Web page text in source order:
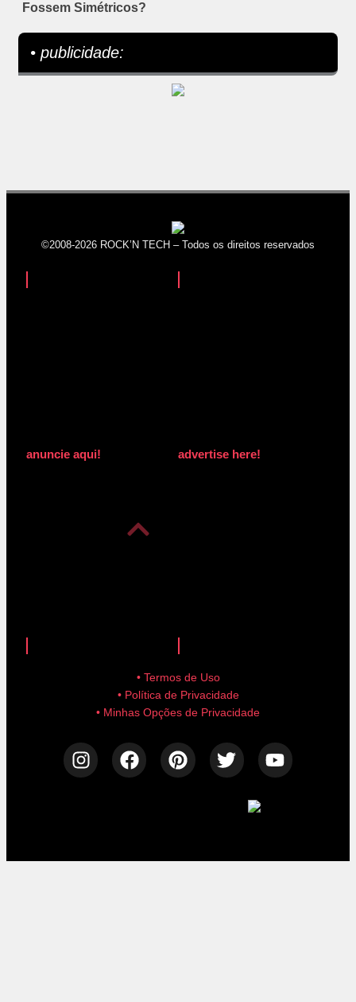
Fossem Simétricos?
• publicidade:
©2008-2026 ROCK’N TECH – Todos os direitos reservados
anuncie aqui! advertise here!
• Termos de Uso
• Política de Privacidade
• Minhas Opções de Privacidade